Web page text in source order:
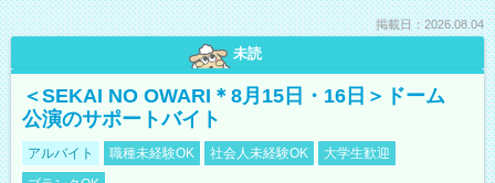
掲載日：2026.08.04
未読
＜SEKAI NO OWARI＊8月15日・16日＞ドーム
公演のサポートバイト
アルバイト 職種未経験OK 社会人未経験OK
大学生歓迎